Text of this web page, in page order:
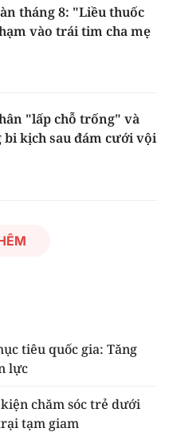
tháng 8: "Liều thuốc
vào trái tim cha mẹ
"lấp chỗ trống" và
kịch sau đám cưới vội
tiêu quốc gia: Tăng
lực
chăm sóc trẻ dưới
tạm giam